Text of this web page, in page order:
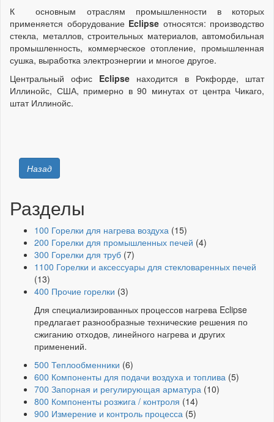
К основным отраслям промышленности в которых
применяется оборудование Eclipse относятся: производство
стекла, металлов, строительных материалов, автомобильная
промышленность, коммерческое отопление, промышленная
сушка, выработка электроэнергии и многое другое.
Центральный офис Eclipse находится в Рокфорде, штат
Иллинойс, США, примерно в 90 минутах от центра Чикаго,
штат Иллинойс.
Назад
Разделы
100 Горелки для нагрева воздуха (15)
200 Горелки для промышленных печей (4)
300 Горелки для труб (7)
1100 Горелки и аксессуары для стекловаренных печей
(13)
400 Прочие горелки (3)
Для специализированных процессов нагрева Eclipse
предлагает разнообразные технические решения по
сжиганию отходов, линейного нагрева и других
применений.
500 Теплообменники (6)
600 Компоненты для подачи воздуха и топлива (5)
700 Запорная и регулирующая арматура (10)
800 Компоненты розжига / контроля (14)
900 Измерение и контроль процесса (5)